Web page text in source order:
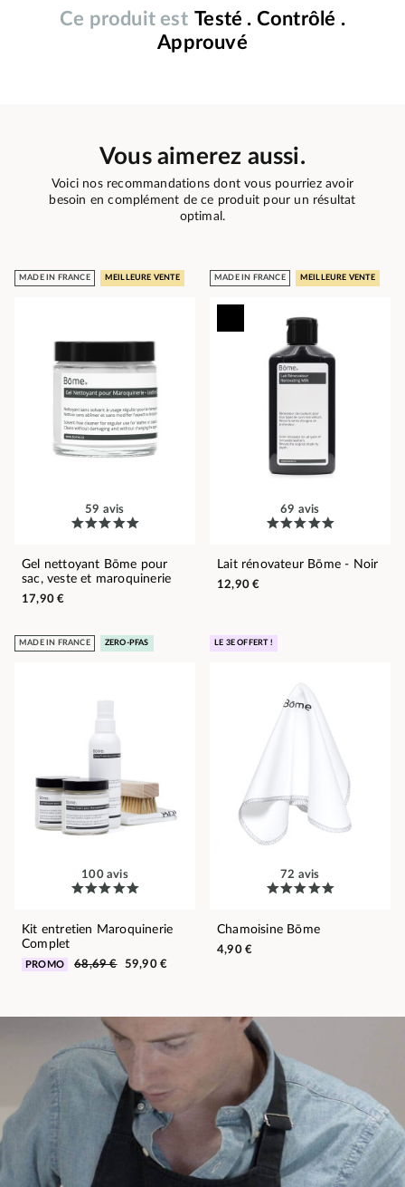
Ce produit est Testé . Contrôlé .
Approuvé
Vous aimerez aussi.
Voici nos recommandations dont vous pourriez avoir
besoin en complément de ce produit pour un résultat
optimal.
MADE IN FRANCE MEILLEURE VENTE
59 avis
Gel nettoyant Bōme pour
sac, veste et maroquinerie
17,90 €
MADE IN FRANCE MEILLEURE VENTE
69 avis
Lait rénovateur Bōme - Noir
12,90 €
MADE IN FRANCE ZERO-PFAS
100 avis
Kit entretien Maroquinerie
Complet
PROMO 68,69 € 59,90 €
LE 3E OFFERT !
72 avis
Chamoisine Bōme
4,90 €